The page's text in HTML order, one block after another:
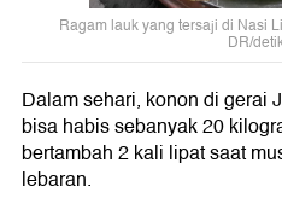
Ragam lauk yang tersaji di Nasi
DR/
Dalam sehari, konon di gerai
bisa habis sebanyak 20
bertambah 2 kali lipat saat
lebaran.